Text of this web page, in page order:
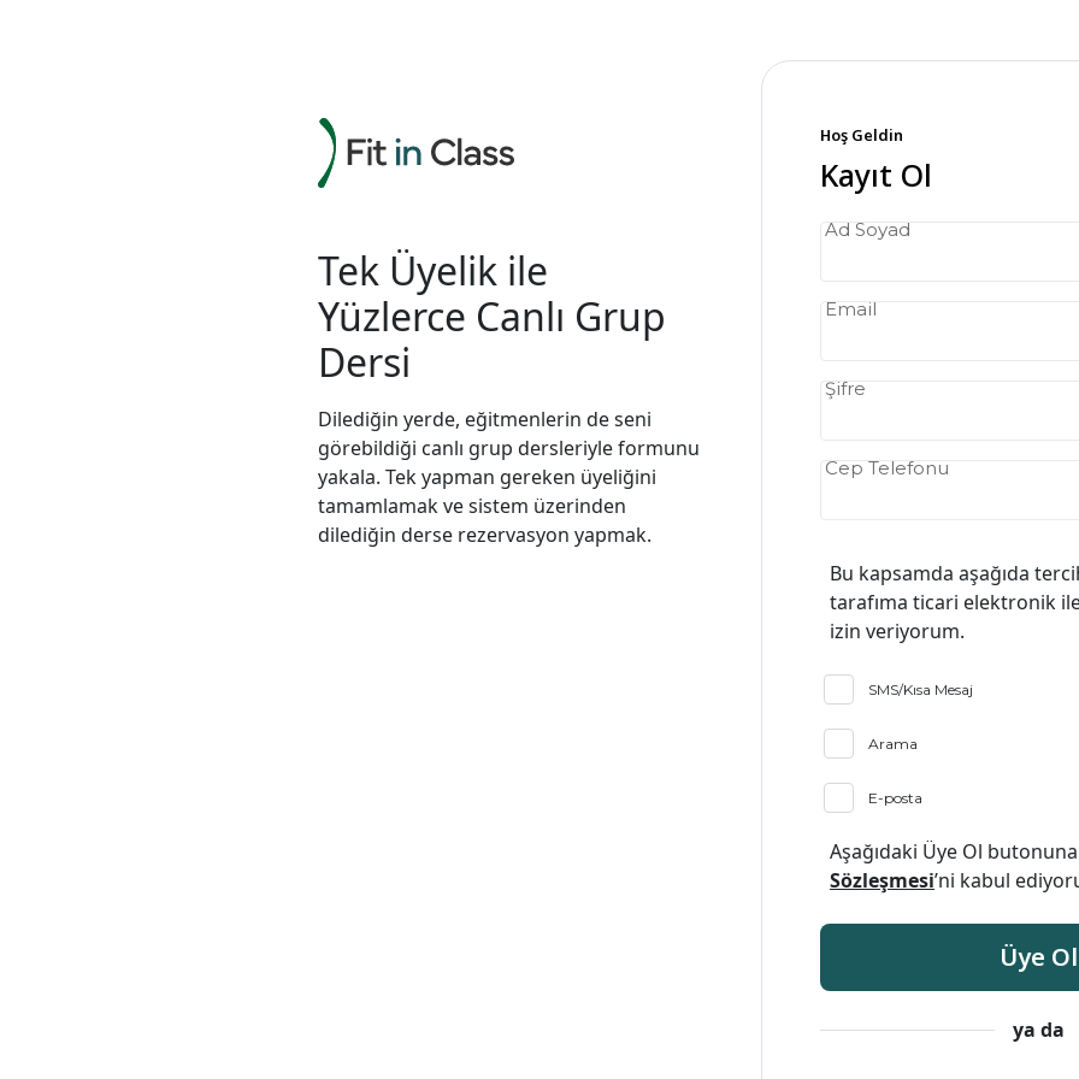
Tek Üyelik ile
Yüzlerce Canlı Grup
Dersi
Dilediğin yerde, eğitmenlerin de seni
görebildiği canlı grup dersleriyle formunu
yakala. Tek yapman gereken üyeliğini
tamamlamak ve sistem üzerinden
dilediğin derse rezervasyon yapmak.
Hoş Geldin
Kayıt Ol
Ad Soyad
Email
Şifre
Cep Telefonu
Bu kapsamda aşağıda
tarafıma ticari elektronik
izin veriyorum.
SMS/Kısa Mesaj
Arama
E-posta
Aşağıdaki Üye Ol
Sözleşmesi’ni kabul
Üye Ol
ya da